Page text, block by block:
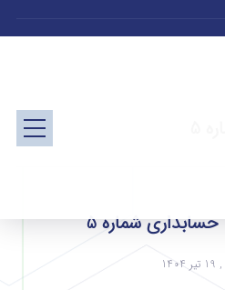
حسابداری شماره 5